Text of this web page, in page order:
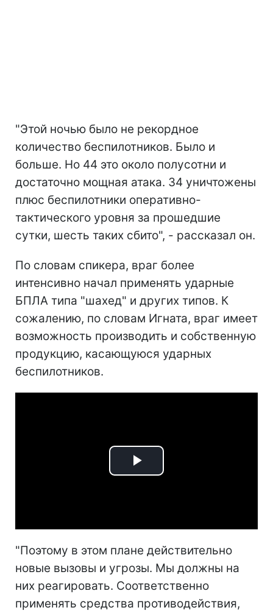
"Этой ночью было не рекордное
количество беспилотников. Было и
больше. Но 44 это около полусотни и
достаточно мощная атака. 34 уничтожены
плюс беспилотники оперативно-
тактического уровня за прошедшие
сутки, шесть таких сбито", - рассказал он.
По словам спикера, враг более
интенсивно начал применять ударные
БПЛА типа "шахед" и других типов. К
сожалению, по словам Игната, враг имеет
возможность производить и собственную
продукцию, касающуюся ударных
беспилотников.
Play
"Поэтому в этом плане действительно
новые вызовы и угрозы. Мы должны на
них реагировать. Соответственно
применять средства противодействия,